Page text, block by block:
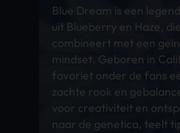
Blue Dream is een
uit Blueberry en Haze,
combineert met een
mindset. Geboren in
favoriet onder de fans
zachte rook en
voor creativiteit en
naar de genetica, teelt